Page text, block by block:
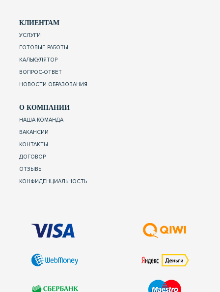
КЛИЕНТАМ
УСЛУГИ
ГОТОВЫЕ РАБОТЫ
КАЛЬКУЛЯТОР
ВОПРОС-ОТВЕТ
НОВОСТИ ОБРАЗОВАНИЯ
О КОМПАНИИ
НАША КОМАНДА
ВАКАНСИИ
КОНТАКТЫ
ДОГОВОР
ОТЗЫВЫ
КОНФИДЕНЦИАЛЬНОСТЬ